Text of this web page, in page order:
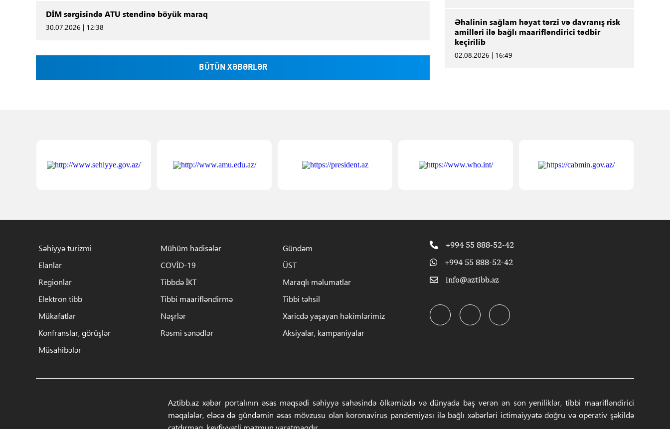
DİM sərgisində ATU stendinə böyük maraq
30.07.2026 | 12:38
BÜTÜN XƏBƏRLƏR
Əhalinin sağlam həyat tərzi və davranış risk
amilləri ilə bağlı maarifləndirici tədbir
keçirilib
02.08.2026 | 16:49
Səhiyyə turizmi Mühüm hadisələr
Gündəm
Elanlar
COVİD-19
ÜST
Regionlar
Tibbdə İKT
Maraqlı məlumatlar
Elektron tibb
Tibbi maarifləndirmə
Tibbi təhsil
Mükafatlar
Nəşrlər
Xaricdə yaşayan həkimlərimiz
Konfranslar, görüşlər
Rəsmi sənədlər
Aksiyalar, kampaniyalar
Müsahibələr
+994 55 888-52-42
+994 55 888-52-42
info@aztibb.az
Aztibb.az xəbər portalının əsas məqsədi səhiyyə sahəsində ölkəmizdə və dünyada baş verən ən son yeniliklər, tibbi maarifləndirici
məqalələr, eləcə də gündəmin əsas mövzusu olan koronavirus pandemiyası ilə bağlı xəbərləri ictimaiyyətə doğru və operativ şəkildə